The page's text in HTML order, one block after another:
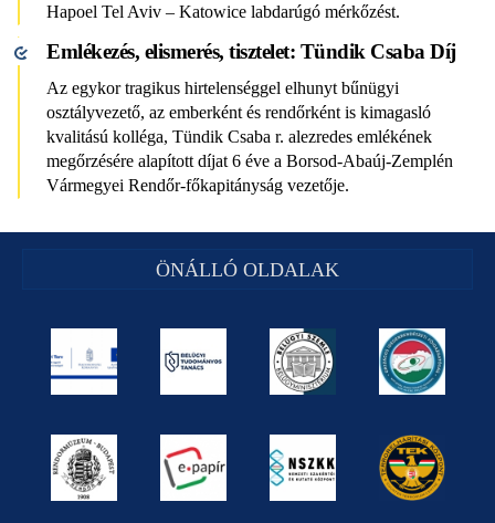
Hapoel Tel Aviv – Katowice labdarúgó mérkőzést.
Emlékezés, elismerés, tisztelet: Tündik Csaba Díj
Az egykor tragikus hirtelenséggel elhunyt bűnügyi
osztályvezető, az emberként és rendőrként is kimagasló
kvalitású kolléga, Tündik Csaba r. alezredes emlékének
megőrzésére alapított díjat 6 éve a Borsod-Abaúj-Zemplén
Vármegyei Rendőr-főkapitányság vezetője.
ÖNÁLLÓ OLDALAK